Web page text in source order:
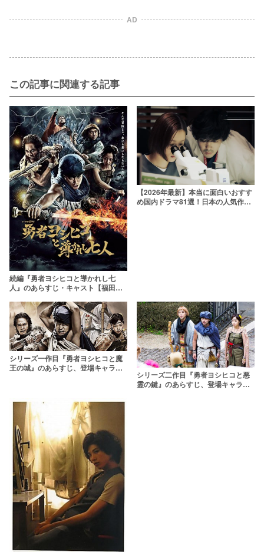
AD
この記事に関連する記事
続編『勇者ヨシヒコと導かれし七
人』のあらすじ・キャスト【福田雄
【2026年最新】本当に面白いおすす
め国内ドラマ81選！日本の人気作品
シリーズ一作目『勇者ヨシヒコと魔
王の城』のあらすじ、登場キャラを
シリーズ二作目『勇者ヨシヒコと悪
霊の鍵』のあらすじ、登場キャラを